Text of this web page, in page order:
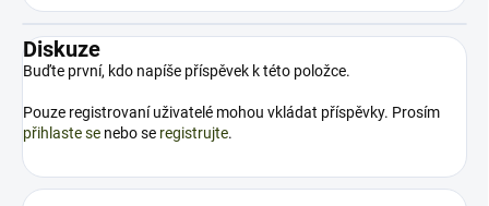
Diskuze
Buďte první, kdo napíše příspěvek k této položce.
Pouze registrovaní uživatelé mohou vkládat příspěvky. Prosím
přihlaste se nebo se registrujte.